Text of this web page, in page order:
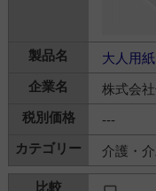
大人用
株式会
---
介護・介